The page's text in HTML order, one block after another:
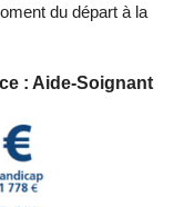
du départ à la
: Aide-Soignant